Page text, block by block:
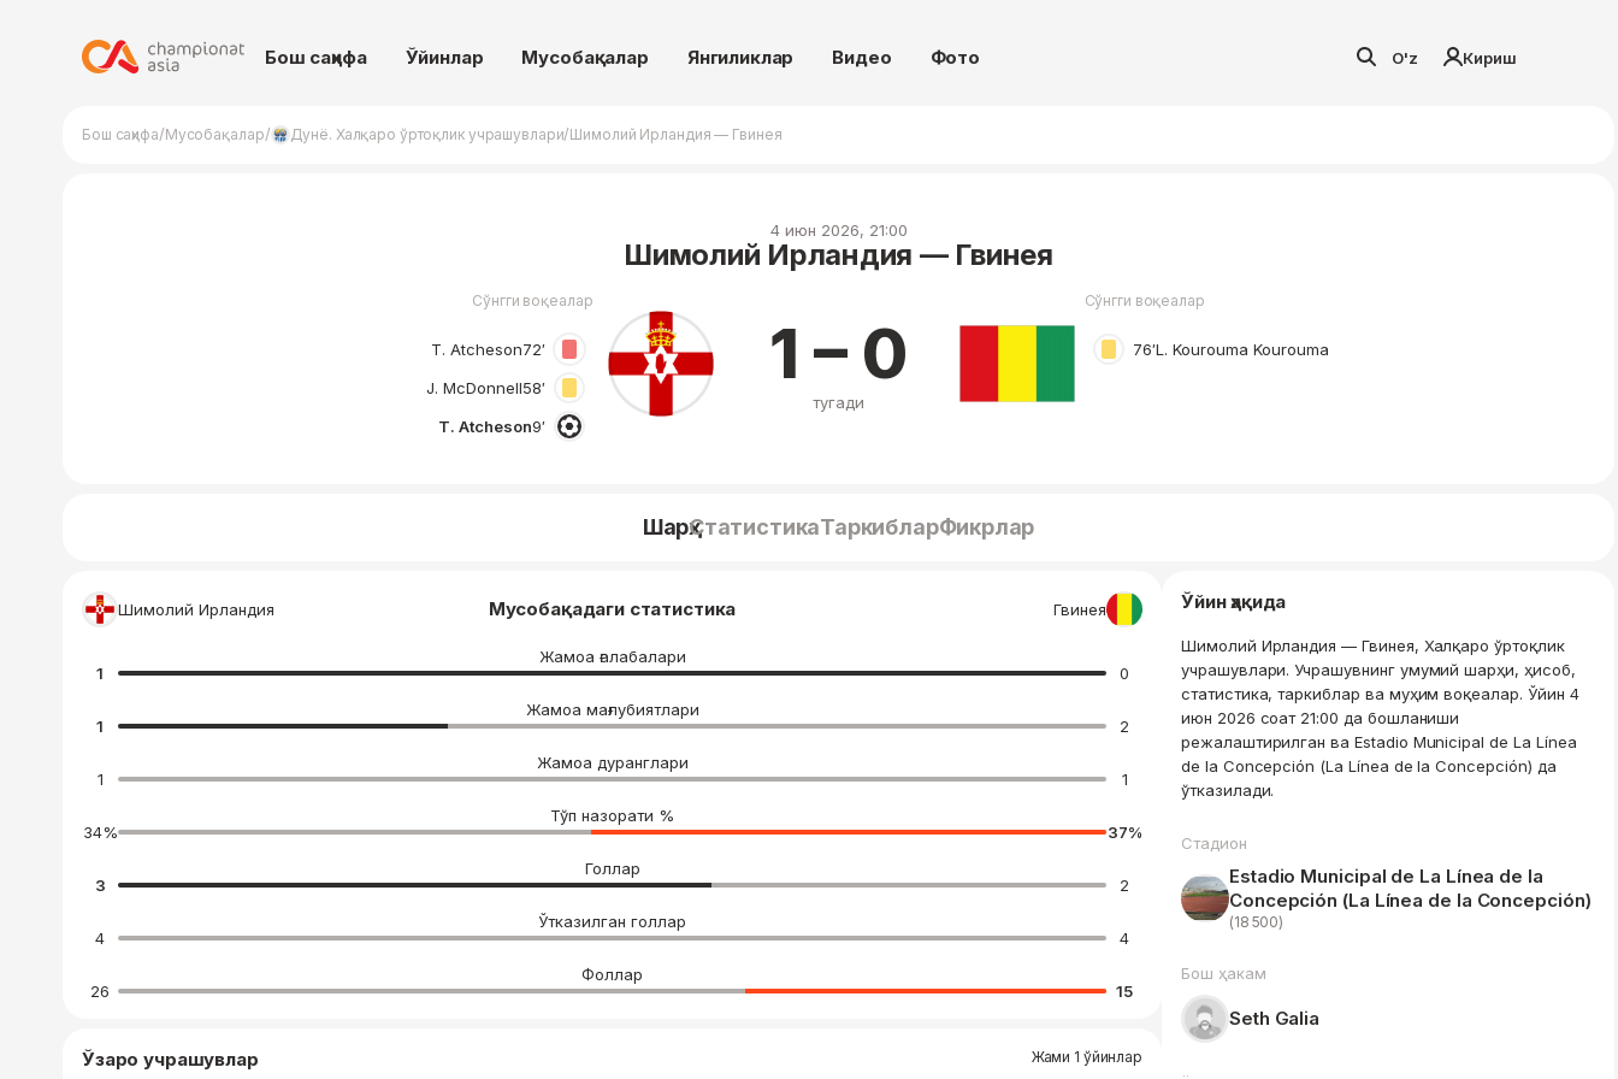
Бош саҳифа Ўйинлар Мусобақалар Янгиликлар Видео Фото O'z Кириш
Бош саҳифа/Мусобақалар/ Дунё. Халқаро ўртоқлик учрашувлари/Шимолий Ирландия — Гвинея
4 июн 2026, 21:00
Шимолий Ирландия — Гвинея
Сўнгги воқеалар
T. Atcheson72′
J. McDonnell58′
T. Atcheson9′
1 – 0
тугади
Сўнгги воқеалар
76′L. Kourouma Kourouma
ШарҳСтатистикаТаркибларФикрлар
Шимолий Ирландия Мусобақадаги статистика Гвинея
Жамоа ғалабалари
1
0
Жамоа мағлубиятлари
1
2
Жамоа дуранглари
1
1
Тўп назорати %
34% 37%
Голлар
3
2
Ўтказилган голлар
4
4
Фоллар
26
15
Ўзаро учрашувлар Жами 1 ўйинлар
Ўйин ҳақида
Шимолий Ирландия — Гвинея, Халқаро ўртоқлик
учрашувлари. Учрашувнинг умумий шарҳи, ҳисоб,
статистика, таркиблар ва муҳим воқеалар. Ўйин 4
июн 2026 соат 21:00 да бошланиши
режалаштирилган ва Estadio Municipal de La Línea
de la Concepción (La Línea de la Concepción) да
ўтказилади.
Стадион
Estadio Municipal de La Línea de la
Concepción (La Línea de la Concepción)
(18 500)
Бош ҳакам
Seth Galia